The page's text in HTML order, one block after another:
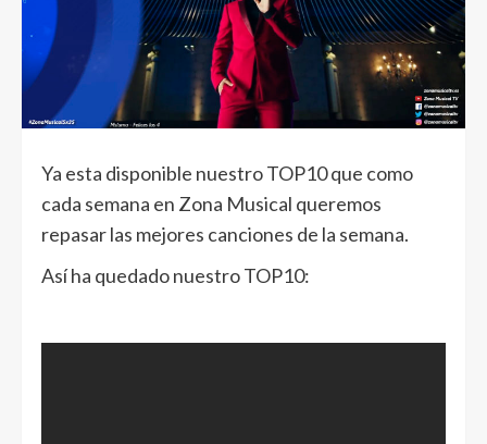
Ya esta disponible nuestro TOP10 que como
cada semana en Zona Musical queremos
repasar las mejores canciones de la semana.
Así ha quedado nuestro TOP10: